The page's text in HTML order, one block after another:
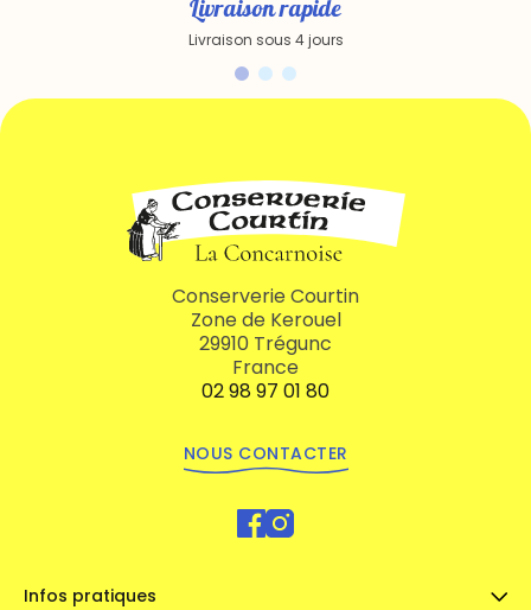
Livraison rapide
Livraison sous 4 jours
Conserverie Courtin
Zone de Kerouel
29910 Trégunc
France
02 98 97 01 80
NOUS CONTACTER
Infos pratiques